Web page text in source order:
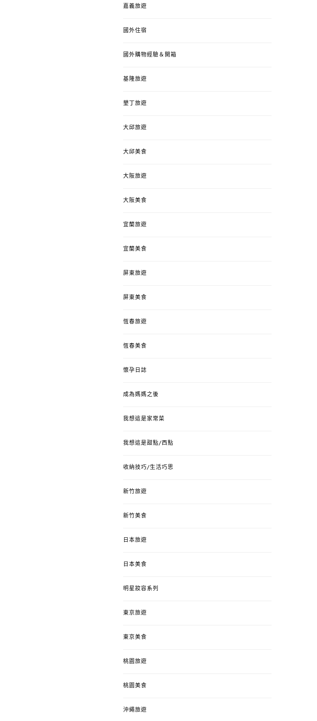
嘉義旅遊
國外住宿
國外購物經驗＆開箱
基隆旅遊
墾丁旅遊
大邱旅遊
大邱美食
大阪旅遊
大阪美食
宜蘭旅遊
宜蘭美食
屏東旅遊
屏東美食
恆春旅遊
恆春美食
懷孕日誌
成為媽媽之後
我想這是家常菜
我想這是甜點/西點
收納技巧/生活巧思
新竹旅遊
新竹美食
日本旅遊
日本美食
明星妝容系列
東京旅遊
東京美食
桃園旅遊
桃園美食
沖繩旅遊